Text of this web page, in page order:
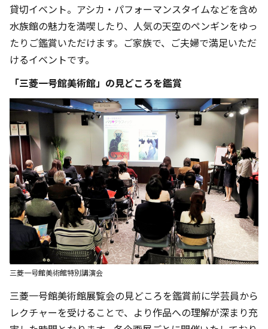
貸切イベント。アシカ・パフォーマンスタイムなどを含め
水族館の魅力を満喫したり、人気の天空のペンギンをゆっ
たりご鑑賞いただけます。ご家族で、ご夫婦で満足いただ
けるイベントです。
「三菱一号館美術館」の見どころを鑑賞
三菱一号館美術館特別講演会
三菱一号館美術館展覧会の見どころを鑑賞前に学芸員から
レクチャーを受けることで、より作品への理解が深まり充